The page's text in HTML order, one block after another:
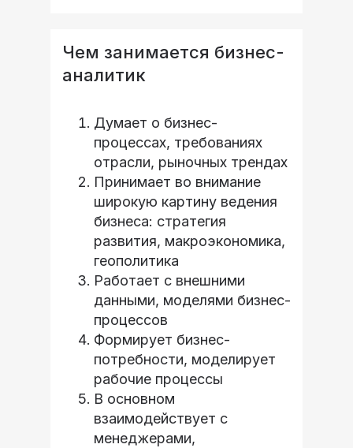
Чем занимается бизнес-
аналитик
Думает о бизнес-
процессах, требованиях
отрасли, рыночных трендах
Принимает во внимание
широкую картину ведения
бизнеса: стратегия
развития, макроэкономика,
геополитика
Работает с внешними
данными, моделями бизнес-
процессов
Формирует бизнес-
потребности, моделирует
рабочие процессы
В основном
взаимодействует с
менеджерами,